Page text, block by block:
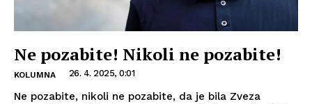
Ne pozabite! Nikoli ne pozabite!
KOLUMNA 26. 4. 2025, 0:01
Ne pozabite, nikoli ne pozabite, da je bila Zveza